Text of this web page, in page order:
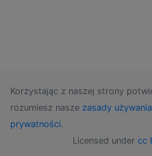
Korzystając z naszej strony
rozumiesz nasze zasady
prywatności.
Licensed under cc